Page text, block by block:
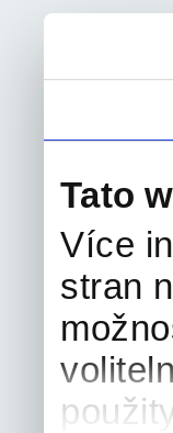
Tato
Více
stran